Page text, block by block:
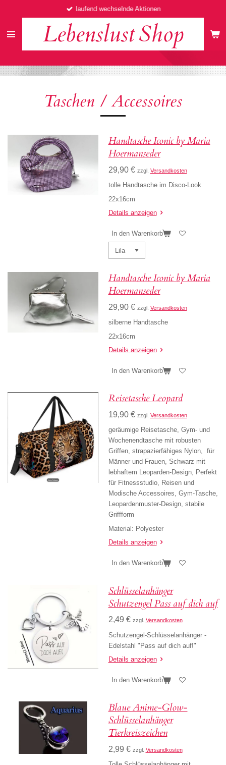
springen
LebenslustShop
laufend wechselnde Aktionen
Taschen / Accessoires
Handtasche Iconic by Maria
Hoermanseder
29,90 € zzgl. Versandkosten
tolle Handtasche im Disco-Look
22x16cm
Details anzeigen
In den Warenkorb
Handtasche Iconic by Maria
Hoermanseder
29,90 € zzgl. Versandkosten
silberne Handtasche
22x16cm
Details anzeigen
In den Warenkorb
Reisetasche Leopard
19,90 € zzgl. Versandkosten
geräumige Reisetasche, Gym- und
Wochenendtasche mit robusten
Griffen, strapazierfähiges Nylon, für
Männer und Frauen, Schwarz mit
lebhaftem Leoparden-Design, Perfekt
für Fitnessstudio, Reisen und
Modische Accessoires, Gym-Tasche,
Leopardenmuster-Design, stabile
Griffform
Material: Polyester
Details anzeigen
In den Warenkorb
Schlüsselanhänger
Schutzengel Pass auf dich auf
2,49 € zzgl. Versandkosten
Schutzengel-Schlüsselanhänger -
Edelstahl "Pass auf dich auf!"
Details anzeigen
In den Warenkorb
Blaue Anime-Glow-
Schlüsselanhänger
Tierkreiszeichen
2,99 € zzgl. Versandkosten